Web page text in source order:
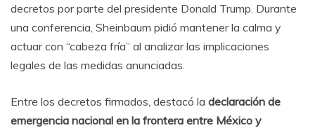
decretos por parte del presidente Donald Trump. Durante
una conferencia, Sheinbaum pidió mantener la calma y
actuar con “cabeza fría” al analizar las implicaciones
legales de las medidas anunciadas.
Entre los decretos firmados, destacó la declaración de
emergencia nacional en la frontera entre México y